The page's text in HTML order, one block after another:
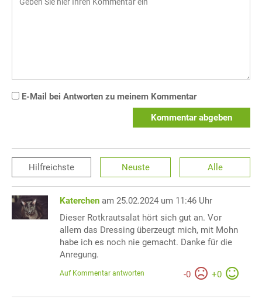
E-Mail bei Antworten zu meinem Kommentar
Kommentar abgeben
Hilfreichste Neuste Alle
Katerchen am 25.02.2024 um 11:46 Uhr
Dieser Rotkrautsalat hört sich gut an. Vor
allem das Dressing überzeugt mich, mit Mohn
habe ich es noch nie gemacht. Danke für die
Anregung.
-0 +0
Auf Kommentar antworten